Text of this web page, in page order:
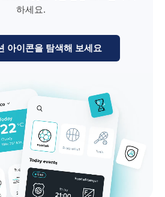
하세요.
아이콘을 탐색해 보세요